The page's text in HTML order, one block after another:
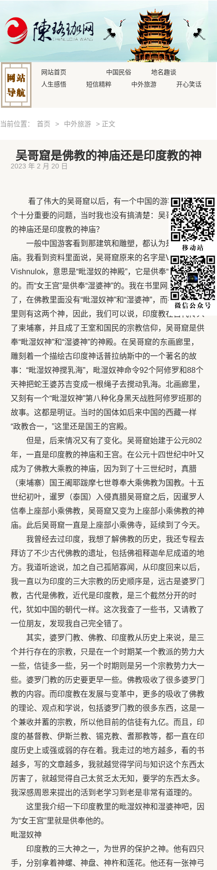
网站首页 中国民俗
地名趣谈
人生感悟
短信精粹 中外旅游 开心笑话
当前位置： 首页 > 中外旅游 > 正文
吴哥窟是佛教的神庙还是印度教的神
2023 年 2 月 20 日
看了伟大的吴哥窟以后，有一个中国的游客问我一
个十分重要的问题，当时我也没有搞清楚：吴哥窟是佛教
的神庙还是印度教的神庙？
一般中国游客看到那建筑和雕塑，都认为是佛教的神
庙。我看到资料里面说，吴哥窟原来的名字是Vrah
Vishnulok，意思是“毗湿奴的神殿”，它是供奉“毗湿奴神”
的。而“女王宫”是供奉“湿婆神”的。我在书里网上都查
了，在佛教里面没有“毗湿奴神”和“湿婆神”，而在印度教
里则有这两个神，因此，我们可以说，印度教在古代传入
了柬埔寨，并且成了王室和国民的宗教信仰，吴哥窟是供
奉“毗湿奴神”和“湿婆神”的神殿。在吴哥窟的东画廊里，
雕刻着一个描绘古印度神话普拉纳斯中的一个著名的故
事：“毗湿奴神搅乳海”，毗湿奴神命令92个阿修罗和88个
天神把蛇王婆苏吉变成一根绳子去搅动乳海。北画廊里，
又刻有一个“毗湿奴神”第八种化身黑天战胜阿修罗班那的
故事。这都是明证。当时的国体如后来中国的西藏一样
“政教合一，”这里还是国王的宫殿。
但是，后来情况又有了变化。吴哥窟始建于公元802
年，一直是印度教的神庙和王宫。在公元十四世纪中叶又
成为了佛教大乘教的神庙，因为到了十三世纪时，真腊
（柬埔寨）国王阇耶跋摩七世尊奉大乘佛教为国教。十五
世纪初叶，暹罗（泰国）入侵真腊吴哥窟之后，因暹罗人
信奉上座部小乘佛教，吴哥窟又变为上座部小乘佛教的神
庙。此后吴哥窟一直是上座部小乘佛寺，延续到了今天。
我曾经去过印度，我想了解佛教的历史，我还专程去
拜访了不少古代佛教的遗址，包括佛祖释迦牟尼成道的地
方。我道听途说，加之自己孤陋寡闻，从印度回来以后，
我一直以为印度的三大宗教的历史顺序是，远古是婆罗门
教，古代是佛教，近代是印度教，是三个截然分开的时
代，犹如中国的朝代一样。这次我查了一些书，又请教了
一位朋友，发现我自己完全错了。
其实，婆罗门教、佛教、印度教从历史上来说，是三
个并行存在的宗教，只是在一个时期某一个教派的势力大
一些，信徒多一些，另一个时期则是另一个宗教势力大一
些。婆罗门教的历史要更早一些。佛教吸收了很多婆罗门
教的内容。而印度教在发展与变革中，更多的吸收了佛教
的理论、观点和学说，包括婆罗门教的很多东西，这是一
个兼收并蓄的宗教，所以他目前的信徒有九亿。而且，印
度的基督教、伊斯兰教、锡克教、耆那教等，都一直在印
度历史上或强或弱的存在着。我走过的地方越多，看的书
越多，写的文章越多，我就越觉得学问与知识这个东西太
厉害了，就越觉得自己太贫乏太无知，要学的东西太多。
我深感周恩来提出的活到老学习到老是非常有道理的。
这里我介绍一下印度教里的毗湿奴神和湿婆神吧，因
为“女王宫”里就是供奉他的。
毗湿奴神
印度教的三大神之一，为世界的保护之神。他有四只
手，分别拿着神螺、神盘、神杵和莲花。他还有一张神弓